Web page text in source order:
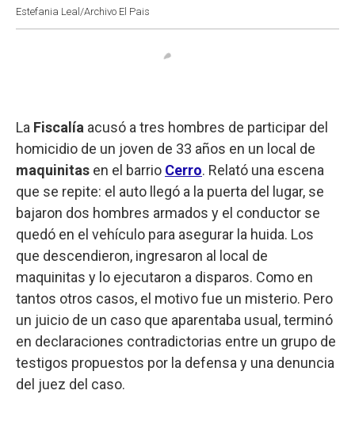
Estefania Leal/Archivo El Pais
La Fiscalía acusó a tres hombres de participar del
homicidio de un joven de 33 años en un local de
maquinitas en el barrio Cerro. Relató una escena
que se repite: el auto llegó a la puerta del lugar, se
bajaron dos hombres armados y el conductor se
quedó en el vehículo para asegurar la huida. Los
que descendieron, ingresaron al local de
maquinitas y lo ejecutaron a disparos. Como en
tantos otros casos, el motivo fue un misterio. Pero
un juicio de un caso que aparentaba usual, terminó
en declaraciones contradictorias entre un grupo de
testigos propuestos por la defensa y una denuncia
del juez del caso.